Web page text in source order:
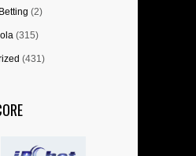
(2)
(315)
(431)